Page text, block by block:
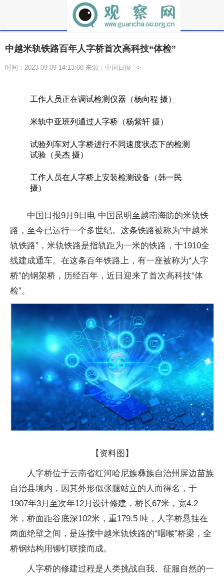
中越米轨铁路百年人字桥首次高科技“体检”
时间：2023-09-09 14:13:00 来源：中国日报 -->
工作人员正在调试检测仪器（杨向程 摄）
米轨中亚班列通过人字桥（杨紫轩 摄）
试验列车对人字桥进行不同速度状态下的检测
试验（吴杰 摄）
工作人员在人字桥上安装检测设备（韩一民
摄）
中国日报9月9日电 中国昆明至越南海防的米轨铁
路，至今已运行一个多世纪。这条铁路被称为“中越米
轨铁路”，米轨铁路是指轨距为一米的铁路，于1910全
线建成通车。在这条百年铁路上，有一座被称为“人字
桥”的钢架桥，历经百年，近日迎来了首次高科技“体
检”。
【资料图】
人字桥位于云南省红河哈尼族彝族自治州屏边苗族
自治县境内，因其外形似张腿站立的人而得名，于
1907年3月至次年12月设计修建，桥长67米，宽4.2
米，桥面距谷底深102米，重179.5 吨，人字桥悬挂在
两面绝壁之间，是连接中越米轨铁路的“咽喉”桥梁，全
桥钢结构用铆钉联接而成。
人字桥的修建过程是人类挑战自我、征服自然的一